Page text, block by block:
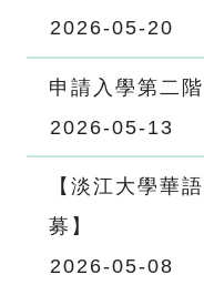
2026-05-20
申請入學第二
2026-05-13
【淡江大學華
募】
2026-05-08